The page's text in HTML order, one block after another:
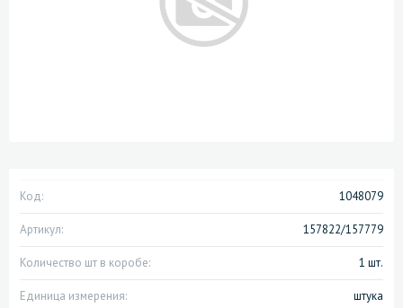
Код: 1048079
Артикул: 157822/157779
Количество шт в коробе: 1 шт.
Единица измерения: штука